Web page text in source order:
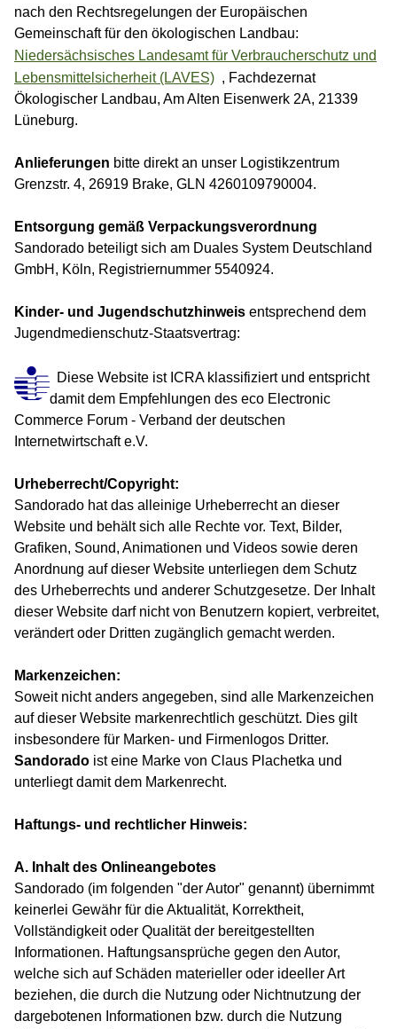
nach den Rechtsregelungen der Europäischen
Gemeinschaft für den ökologischen Landbau:
Niedersächsisches Landesamt für Verbraucherschutz und
Lebensmittelsicherheit (LAVES) , Fachdezernat
Ökologischer Landbau, Am Alten Eisenwerk 2A, 21339
Lüneburg.
Anlieferungen bitte direkt an unser Logistikzentrum
Grenzstr. 4, 26919 Brake, GLN 4260109790004.
Entsorgung gemäß Verpackungsverordnung
Sandorado beteiligt sich am Duales System Deutschland
GmbH, Köln, Registriernummer 5540924.
Kinder- und Jugendschutzhinweis entsprechend dem
Jugendmedienschutz-Staatsvertrag:
Diese Website ist ICRA klassifiziert und entspricht
damit dem Empfehlungen des eco Electronic
Commerce Forum - Verband der deutschen
Internetwirtschaft e.V.
Urheberrecht/Copyright:
Sandorado hat das alleinige Urheberrecht an dieser
Website und behält sich alle Rechte vor. Text, Bilder,
Grafiken, Sound, Animationen und Videos sowie deren
Anordnung auf dieser Website unterliegen dem Schutz
des Urheberrechts und anderer Schutzgesetze. Der Inhalt
dieser Website darf nicht von Benutzern kopiert, verbreitet,
verändert oder Dritten zugänglich gemacht werden.
Markenzeichen:
Soweit nicht anders angegeben, sind alle Markenzeichen
auf dieser Website markenrechtlich geschützt. Dies gilt
insbesondere für Marken- und Firmenlogos Dritter.
Sandorado ist eine Marke von Claus Plachetka und
unterliegt damit dem Markenrecht.
Haftungs- und rechtlicher Hinweis:
A. Inhalt des Onlineangebotes
Sandorado (im folgenden "der Autor" genannt) übernimmt
keinerlei Gewähr für die Aktualität, Korrektheit,
Vollständigkeit oder Qualität der bereitgestellten
Informationen. Haftungsansprüche gegen den Autor,
welche sich auf Schäden materieller oder ideeller Art
beziehen, die durch die Nutzung oder Nichtnutzung der
dargebotenen Informationen bzw. durch die Nutzung